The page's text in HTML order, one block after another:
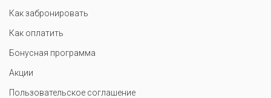
Как забронировать
Как оплатить
Бонусная программа
Акции
Пользовательское соглашение